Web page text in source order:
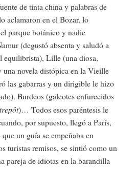
de tinta china y palabras de
aclamaron en el Bozar, lo
parque botánico y nadie
(degustó absenta y saludó a
equilibrista), Lille (una diosa,
una novela distópica en la Vieille
las gabarras y un dirigible le hizo
Burdeos (galeotes enfurecidos
)… Todos esos paréntesis le
por supuesto, llegó a París,
un guía se empeñaba en
turistas remisos, se sintió como un
pareja de idiotas en la barandilla